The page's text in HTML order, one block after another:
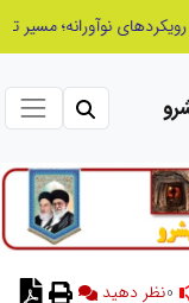
از کشف استعدادهای ناب تا پرورش آن‌ها با رویکردهای نوآورانه؛ مسیر تحول‌آفرین شنای ایران در سطح جهانی
نظر دهید